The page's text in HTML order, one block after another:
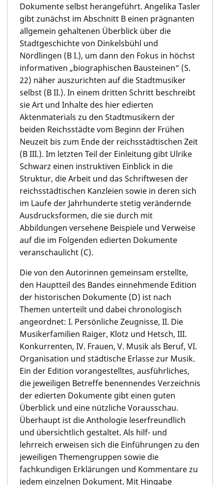
Dokumente selbst herangeführt. Angelika Tasler
gibt zunächst im Abschnitt B einen prägnanten
allgemein gehaltenen Überblick über die
Stadtgeschichte von Dinkelsbühl und
Nördlingen (B I.), um dann den Fokus in höchst
informativen „biographischen Bausteinen“ (S.
22) näher auszurichten auf die Stadtmusiker
selbst (B II.). In einem dritten Schritt beschreibt
sie Art und Inhalte des hier edierten
Aktenmaterials zu den Stadtmusikern der
beiden Reichsstädte vom Beginn der Frühen
Neuzeit bis zum Ende der reichsstädtischen Zeit
(B III.). Im letzten Teil der Einleitung gibt Ulrike
Schwarz einen instruktiven Einblick in die
Struktur, die Arbeit und das Schriftwesen der
reichsstädtischen Kanzleien sowie in deren sich
im Laufe der Jahrhunderte stetig verändernde
Ausdrucksformen, die sie durch mit
Abbildungen versehene Beispiele und Verweise
auf die im Folgenden edierten Dokumente
veranschaulicht (C).
Die von den Autorinnen gemeinsam erstellte,
den Hauptteil des Bandes einnehmende Edition
der historischen Dokumente (D) ist nach
Themen unterteilt und dabei chronologisch
angeordnet: I. Persönliche Zeugnisse, II. Die
Musikerfamilien Raiger, Klotz und Hetsch, III.
Konkurrenten, IV. Frauen, V. Musik als Beruf, VI.
Organisation und städtische Erlasse zur Musik.
Ein der Edition vorangestelltes, ausführliches,
die jeweiligen Betreffe benennendes Verzeichnis
der edierten Dokumente gibt einen guten
Überblick und eine nützliche Vorausschau.
Überhaupt ist die Anthologie leserfreundlich
und übersichtlich gestaltet. Als hilf- und
lehrreich erweisen sich die Einführungen zu den
jeweiligen Themengruppen sowie die
fachkundigen Erklärungen und Kommentare zu
jedem einzelnen Dokument. Mit Hingabe